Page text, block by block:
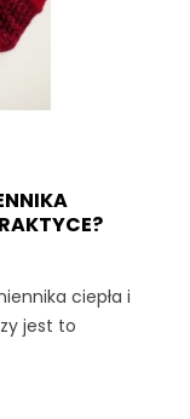
ciepła i
jest to